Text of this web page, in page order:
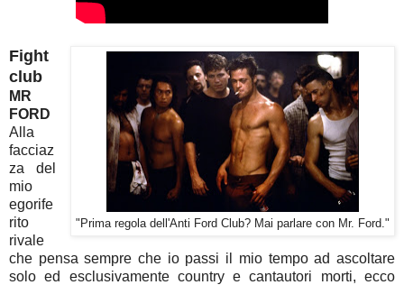
"Prima regola dell'Anti Ford Club? Mai parlare con Mr. Ford."
Fight
club
MR
FORD
Alla
facciaz
za del
mio
egorife
rito
rivale
che pensa sempre che io passi il mio tempo ad ascoltare
solo ed esclusivamente country e cantautori morti, ecco